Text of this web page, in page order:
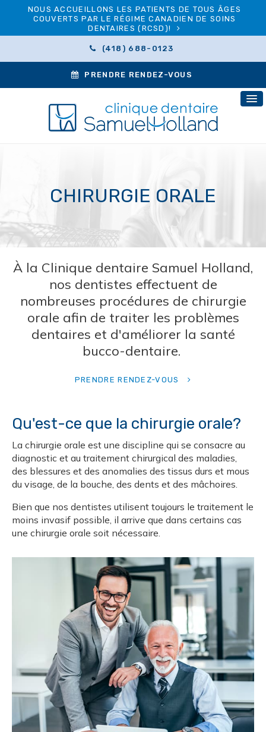
NOUS ACCUEILLONS LES PATIENTS DE TOUS ÂGES
COUVERTS PAR LE RÉGIME CANADIEN DE SOINS
DENTAIRES (RCSD)!
(418) 688-0123
PRENDRE RENDEZ-VOUS
CHIRURGIE ORALE
À la Clinique dentaire Samuel Holland,
nos dentistes effectuent de
nombreuses procédures de chirurgie
orale afin de traiter les problèmes
dentaires et d'améliorer la santé
bucco-dentaire.
PRENDRE RENDEZ-VOUS
Qu'est-ce que la chirurgie orale?
La chirurgie orale est une discipline qui se consacre au
diagnostic et au traitement chirurgical des maladies,
des blessures et des anomalies des tissus durs et mous
du visage, de la bouche, des dents et des mâchoires.
Bien que nos dentistes utilisent toujours le traitement le
moins invasif possible, il arrive que dans certains cas
une chirurgie orale soit nécessaire.